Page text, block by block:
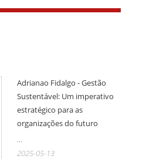
Adrianao Fidalgo - Gestão
Sustentável: Um imperativo
estratégico para as
organizações do futuro
...
2025-05-13